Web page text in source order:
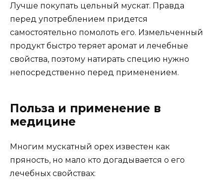
Лучше покупать цельный мускат. Правда
перед употреблением придется
самостоятельно помолоть его. Измельченный
продукт быстро теряет аромат и лечебные
свойства, поэтому натирать специю нужно
непосредственно перед применением.
Польза и применение в
медицине
Многим мускатный орех известен как
пряность, но мало кто догадывается о его
лечебных свойствах: